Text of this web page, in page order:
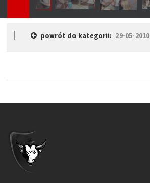
powrót do kategorii: 29-05-2010